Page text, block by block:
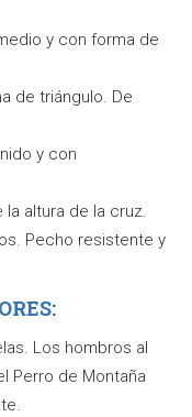
y con forma de
de triángulo. De
y con
altura de la cruz.
Pecho resistente y
Los hombros al
Perro de Montaña